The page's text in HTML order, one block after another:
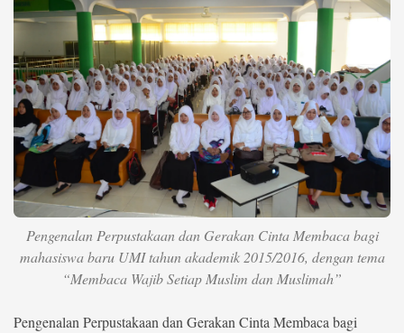
Opini
Video
More
Disclaimer
Pengenalan Perpustakaan dan Gerakan Cinta Membaca bagi
mahasiswa baru UMI tahun akademik 2015/2016, dengan tema
“Membaca Wajib Setiap Muslim dan Muslimah”
Pengenalan Perpustakaan dan Gerakan Cinta Membaca bagi